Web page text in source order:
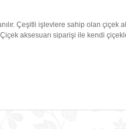
Çeşitli işlevlere sahip olan çiçek
aksesuarı siparişi ile kendi